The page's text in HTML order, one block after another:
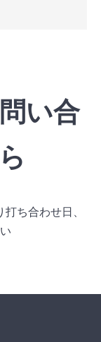
い合
ち合わせ日、